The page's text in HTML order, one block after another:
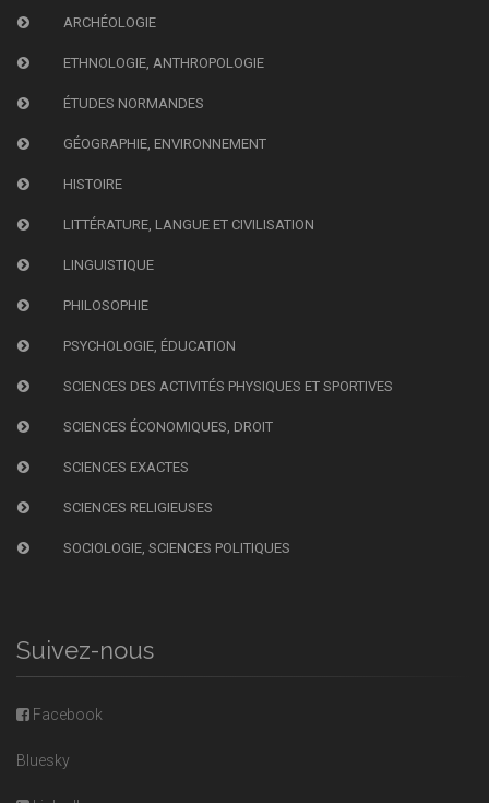
ARCHÉOLOGIE
ETHNOLOGIE, ANTHROPOLOGIE
ÉTUDES NORMANDES
GÉOGRAPHIE, ENVIRONNEMENT
HISTOIRE
LITTÉRATURE, LANGUE ET CIVILISATION
LINGUISTIQUE
PHILOSOPHIE
PSYCHOLOGIE, ÉDUCATION
SCIENCES DES ACTIVITÉS PHYSIQUES ET SPORTIVES
SCIENCES ÉCONOMIQUES, DROIT
SCIENCES EXACTES
SCIENCES RELIGIEUSES
SOCIOLOGIE, SCIENCES POLITIQUES
Suivez-nous
Facebook
Bluesky